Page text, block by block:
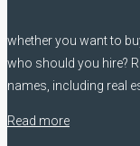
whether you want to
who should you hire?
names, including real
Read more